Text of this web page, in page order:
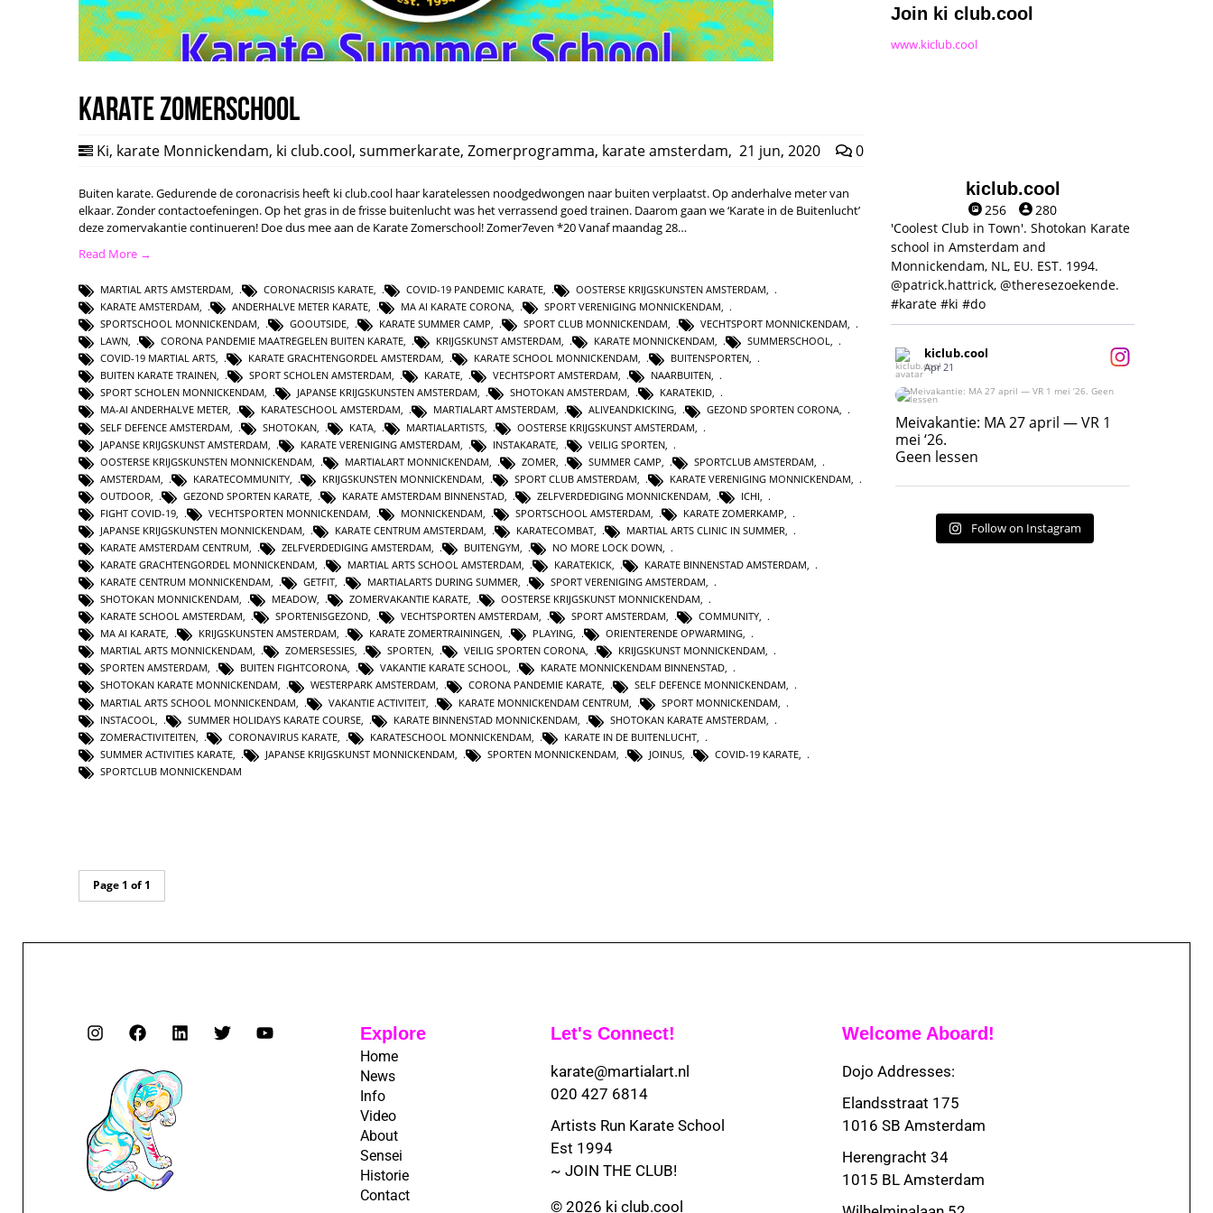
Karate Zomerschool
Ki, karate Monnickendam, ki club.cool, summerkarate, Zomerprogramma, karate amsterdam, 21 jun, 2020 0
Buiten karate. Gedurende de coronacrisis heeft ki club.cool haar karatelessen noodgedwongen naar buiten verplaatst. Op anderhalve meter van
elkaar. Zonder contactoefeningen. Op het gras in de frisse buitenlucht was het verrassend goed trainen. Daarom gaan we ‘Karate in de Buitenlucht’
deze zomervakantie continueren! Doe dus mee aan de Karate Zomerschool! Zomer7even *20 Vanaf maandag 28…
Read More →
MARTIAL ARTS AMSTERDAM, CORONACRISIS KARATE, COVID-19 PANDEMIC KARATE, OOSTERSE KRIJGSKUNSTEN AMSTERDAM,
KARATE AMSTERDAM, ANDERHALVE METER KARATE, MA AI KARATE CORONA, SPORT VERENIGING MONNICKENDAM,
SPORTSCHOOL MONNICKENDAM, GOOUTSIDE, KARATE SUMMER CAMP, SPORT CLUB MONNICKENDAM, VECHTSPORT MONNICKENDAM,
LAWN, CORONA PANDEMIE MAATREGELEN BUITEN KARATE, KRIJGSKUNST AMSTERDAM, KARATE MONNICKENDAM, SUMMERSCHOOL,
COVID-19 MARTIAL ARTS, KARATE GRACHTENGORDEL AMSTERDAM, KARATE SCHOOL MONNICKENDAM, BUITENSPORTEN,
BUITEN KARATE TRAINEN, SPORT SCHOLEN AMSTERDAM, KARATE, VECHTSPORT AMSTERDAM, NAARBUITEN,
SPORT SCHOLEN MONNICKENDAM, JAPANSE KRIJGSKUNSTEN AMSTERDAM, SHOTOKAN AMSTERDAM, KARATEKID,
MA-AI ANDERHALVE METER, KARATESCHOOL AMSTERDAM, MARTIALART AMSTERDAM, ALIVEANDKICKING, GEZOND SPORTEN CORONA,
SELF DEFENCE AMSTERDAM
SHOTOKAN KATA MARTIALARTISTS OOSTERSE KRIJGSKUNST AMSTERDAM
JAPANSE KRIJGSKUNST AMSTERDAM
KARATE VERENIGING AMSTERDAM INSTAKARATE VEILIG SPORTEN
OOSTERSE KRIJGSKUNSTEN MONNICKENDAM
MARTIALART MONNICKENDAM ZOMER SUMMER CAMP SPORTCLUB AMSTERDAM
AMSTERDAM
KARATECOMMUNITY KRIJGSKUNSTEN MONNICKENDAM SPORT CLUB AMSTERDAM KARATE VERENIGING MONNICKENDAM
OUTDOOR
GEZOND SPORTEN KARATE KARATE AMSTERDAM BINNENSTAD ZELFVERDEDIGING MONNICKENDAM ICHI
FIGHT COVID-19
VECHTSPORTEN MONNICKENDAM MONNICKENDAM SPORTSCHOOL AMSTERDAM KARATE ZOMERKAMP
JAPANSE KRIJGSKUNSTEN MONNICKENDAM
KARATE CENTRUM AMSTERDAM KARATECOMBAT MARTIAL ARTS CLINIC IN SUMMER
KARATE AMSTERDAM CENTRUM
ZELFVERDEDIGING AMSTERDAM BUITENGYM NO MORE LOCK DOWN
KARATE GRACHTENGORDEL MONNICKENDAM, MARTIAL ARTS SCHOOL AMSTERDAM, KARATEKICK, KARATE BINNENSTAD AMSTERDAM,
KARATE CENTRUM MONNICKENDAM, GETFIT, MARTIALARTS DURING SUMMER, SPORT VERENIGING AMSTERDAM,
SHOTOKAN MONNICKENDAM, MEADOW, ZOMERVAKANTIE KARATE, OOSTERSE KRIJGSKUNST MONNICKENDAM,
KARATE SCHOOL AMSTERDAM, SPORTENISGEZOND, VECHTSPORTEN AMSTERDAM, SPORT AMSTERDAM, COMMUNITY,
MA AI KARATE, KRIJGSKUNSTEN AMSTERDAM, KARATE ZOMERTRAININGEN, PLAYING, ORIENTERENDE OPWARMING,
MARTIAL ARTS MONNICKENDAM, ZOMERSESSIES, SPORTEN, VEILIG SPORTEN CORONA, KRIJGSKUNST MONNICKENDAM,
SPORTEN AMSTERDAM, BUITEN FIGHTCORONA, VAKANTIE KARATE SCHOOL, KARATE MONNICKENDAM BINNENSTAD,
SHOTOKAN KARATE MONNICKENDAM, WESTERPARK AMSTERDAM, CORONA PANDEMIE KARATE, SELF DEFENCE MONNICKENDAM,
MARTIAL ARTS SCHOOL MONNICKENDAM
VAKANTIE ACTIVITEIT KARATE MONNICKENDAM CENTRUM SPORT MONNICKENDAM
INSTACOOL
SUMMER HOLIDAYS KARATE COURSE KARATE BINNENSTAD MONNICKENDAM SHOTOKAN KARATE AMSTERDAM
ZOMERACTIVITEITEN
CORONAVIRUS KARATE KARATESCHOOL MONNICKENDAM KARATE IN DE BUITENLUCHT
SUMMER ACTIVITIES KARATE
JAPANSE KRIJGSKUNST MONNICKENDAM SPORTEN MONNICKENDAM JOINUS COVID-19 KARATE
SPORTCLUB MONNICKENDAM
Page 1 of 1
Join ki club.cool
www.kiclub.cool
kiclub.cool
256
280
'Coolest Club in Town'. Shotokan Karate
school in Amsterdam and
Monnickendam, NL, EU. EST. 1994.
@patrick.hattrick, @theresezoekende.
#karate #ki #do
kiclub.cool
Apr 21
Meivakantie: MA 27 april — VR 1 mei ‘26.
Geen lessen
17
Meivakantie: MA 27 april — VR 1
mei ‘26.
Geen lessen
Follow on Instagram
Explore
Home
News
Info
Video
About
Sensei
Historie
Contact
Let's Connect!
karate@martialart.nl
020 427 6814
Artists Run Karate School
Est 1994
~ JOIN THE CLUB!
© 2026 ki club.cool
Welcome Aboard!
Dojo Addresses:
Elandsstraat 175
1016 SB Amsterdam
Herengracht 34
1015 BL Amsterdam